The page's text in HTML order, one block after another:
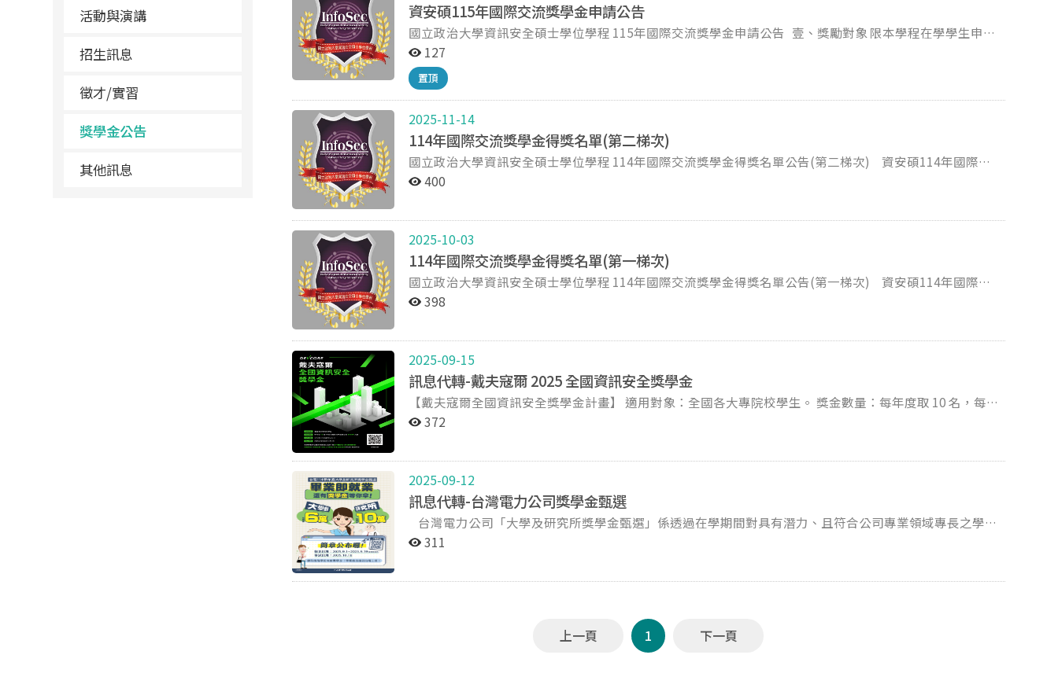
活動與演講
招生訊息
徵才/實習
獎學金公告
其他訊息
資安碩115年國際交流獎學金申請公告
國立政治大學資訊安全碩士學位學程 115年國際交流獎學金申請公告 壹、獎勵對象 限本學程在學學生申
請，不包括休學生及交換生。 每人每年以補助一次為原則。 貳、申請時間 第一梯次 115年 9月 4日(五)下
午五點以前繳交文件至學程辦公室 第二梯次 115年11月 6日(五)下午五點以前繳交文件至學程辦公室 參、
申請資格及繳交文件 一、申請資格 1.所稱國際交流活動，係指於115年1至12月間以學程學生身份完成以下
任一項： 出國並於國際會議中發表資訊安全主題相關論文 出國並出席當地單位辦理之資訊安全主題相關交
流活動，且於活動中擔任主持、主講、座談、或其他實際參與交流者。 2.至遲需於115年12月15日前完成所
申請之國際交流活動並繳交國際交流活動報告。 二、獎勵標準 出國參與國際交流活動獎學金以每人40,000
元為上限，實際獎勵額度依學程委員會審查決議核給。 如申請之國際交流活動有獲得其他校內、外單位補
助或獎學金者，需於申請資料中敘明。 三、繳交文件 學生獎學金申請表 (附件一)。 國際交流活動計畫書，
需包含學習及目的、出國行程表、交流活動議程、預期效益或心得及建議等。 論文接受函、邀請函、參與
獎者需配合辦理相關行政作業。 獎學金獲獎者需於審查結果公告後兩週內或於返國後兩週內繳交參與國際
交流活動報告，並配合學程活動安排，於指定會議中分享；國際交流活動報告至遲需於115年12月15日前繳
交。 肆、審查及公告 一、獎學金發放名額及獎勵額度依學程委員會決議核給。 二、審查結果公告於學程網
站。 三、如未依期完成國際交流或與實際交流行程與申請內容不符者，經學程委員會審定得取消或酌減獎
學金之發給。 若有相關問題，請洽本學程辦公室 (02-29393091#62683; infosec@nccu.edu.tw)。
127
置頂
2025-11-14
114年國際交流獎學金得獎名單(第二梯次)
國立政治大學資訊安全碩士學位學程 114年國際交流獎學金得獎名單公告(第二梯次) 資安碩114年國際交
流獎學金業經本學程委員會開會通過，第二梯次獲獎名單如下： 學號 姓名 113 xxx 002 黃○峻 113 xxx 006
400
2025-10-03
114年國際交流獎學金得獎名單(第一梯次)
國立政治大學資訊安全碩士學位學程 114年國際交流獎學金得獎名單公告(第一梯次) 資安碩114年國際交
流獎學金業經本學程委員會開會通過，第一梯次獲獎名單如下： 學號 姓名 113 xxx 001 楊○茹 113 xxx 003
398
2025-09-15
訊息代轉-戴夫寇爾 2025 全國資訊安全獎學金
【戴夫寇爾全國資訊安全獎學金計畫】 適用對象：全國各大專院校學生。 獎金數量：每年度取 10 名，每名
可獲得獎學金新台幣 20,000 元整。 如報名踴躍，將視申請狀況增加名額。 收件信箱：
372
2025-09-12
訊息代轉-台灣電力公司獎學金甄選
進行羅致及培育，經甄選合格錄取者，學士生每學期核發6萬元、研究所碩士生每學期核發10萬元獎學金，
311
上一頁 1 下一頁